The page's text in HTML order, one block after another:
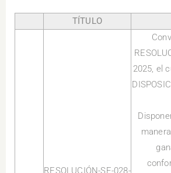
TÍTULO
RESOLUCIÓN-SE-028-
2025, el